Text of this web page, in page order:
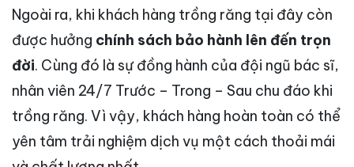
Ngoài ra, khi khách hàng trồng răng tại đây còn
được hưởng chính sách bảo hành lên đến trọn
đời. Cùng đó là sự đồng hành của đội ngũ bác sĩ,
nhân viên 24/7 Trước – Trong – Sau chu đáo khi
trồng răng. Vì vậy, khách hàng hoàn toàn có thể
yên tâm trải nghiệm dịch vụ một cách thoải mái